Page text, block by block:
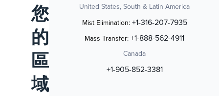
您
的
區
域
United States, South & Latin America
Mist Elimination:+1-316-207-7935
Mass Transfer:+1-888-562-4911
Canada
+1-905-852-3381